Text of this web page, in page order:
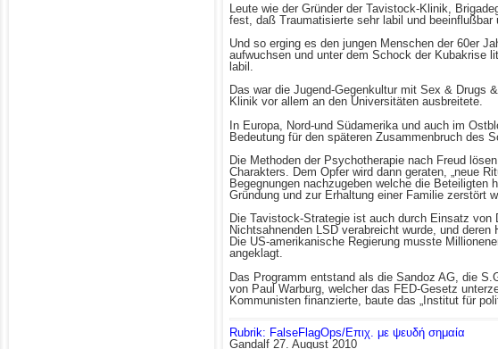
Leute wie der Gründer der Tavistock-Klinik,
fest, daß Traumatisierte sehr labil und beeinflußbar
Und so erging es den jungen Menschen der 60er
aufwuchsen und unter dem Schock der Kubakrise
labil.
Das war die Jugend-Gegenkultur mit Sex & Drugs
Klinik vor allem an den Universitäten ausbreitete.
In Europa, Nord-und Südamerika und auch im
Bedeutung für den späteren Zusammenbruch des
Die Methoden der Psychotherapie nach Freud
Charakters. Dem Opfer wird dann geraten, „neue
Begegnungen nachzugeben welche die
Gründung und zur Erhaltung einer Familie zerstört
Die Tavistock-Strategie ist auch durch Einsatz von
Nichtsahnenden LSD verabreicht wurde, und
Die US-amerikanische Regierung musste
angeklagt.
Das Programm entstand als die Sandoz AG, die
von Paul Warburg, welcher das FED-Gesetz
Kommunisten finanzierte, baute das „Institut für
Rubrik: FalseFlagOps/Επιχ. με ψευδή σημαία
Gandalf 27. August 2010